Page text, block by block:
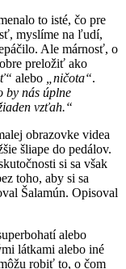
to isté, čo pre
myslíme na ľudí,
Ale márnosť, o
preložiť ako
alebo „ničota“.
by nás úplne
vzťah.“
obrazovke videa
šliape do pedálov.
si sa však
toho, aby si sa
Šalamún. Opisoval
alebo
látkami alebo iné
robiť to, o čom